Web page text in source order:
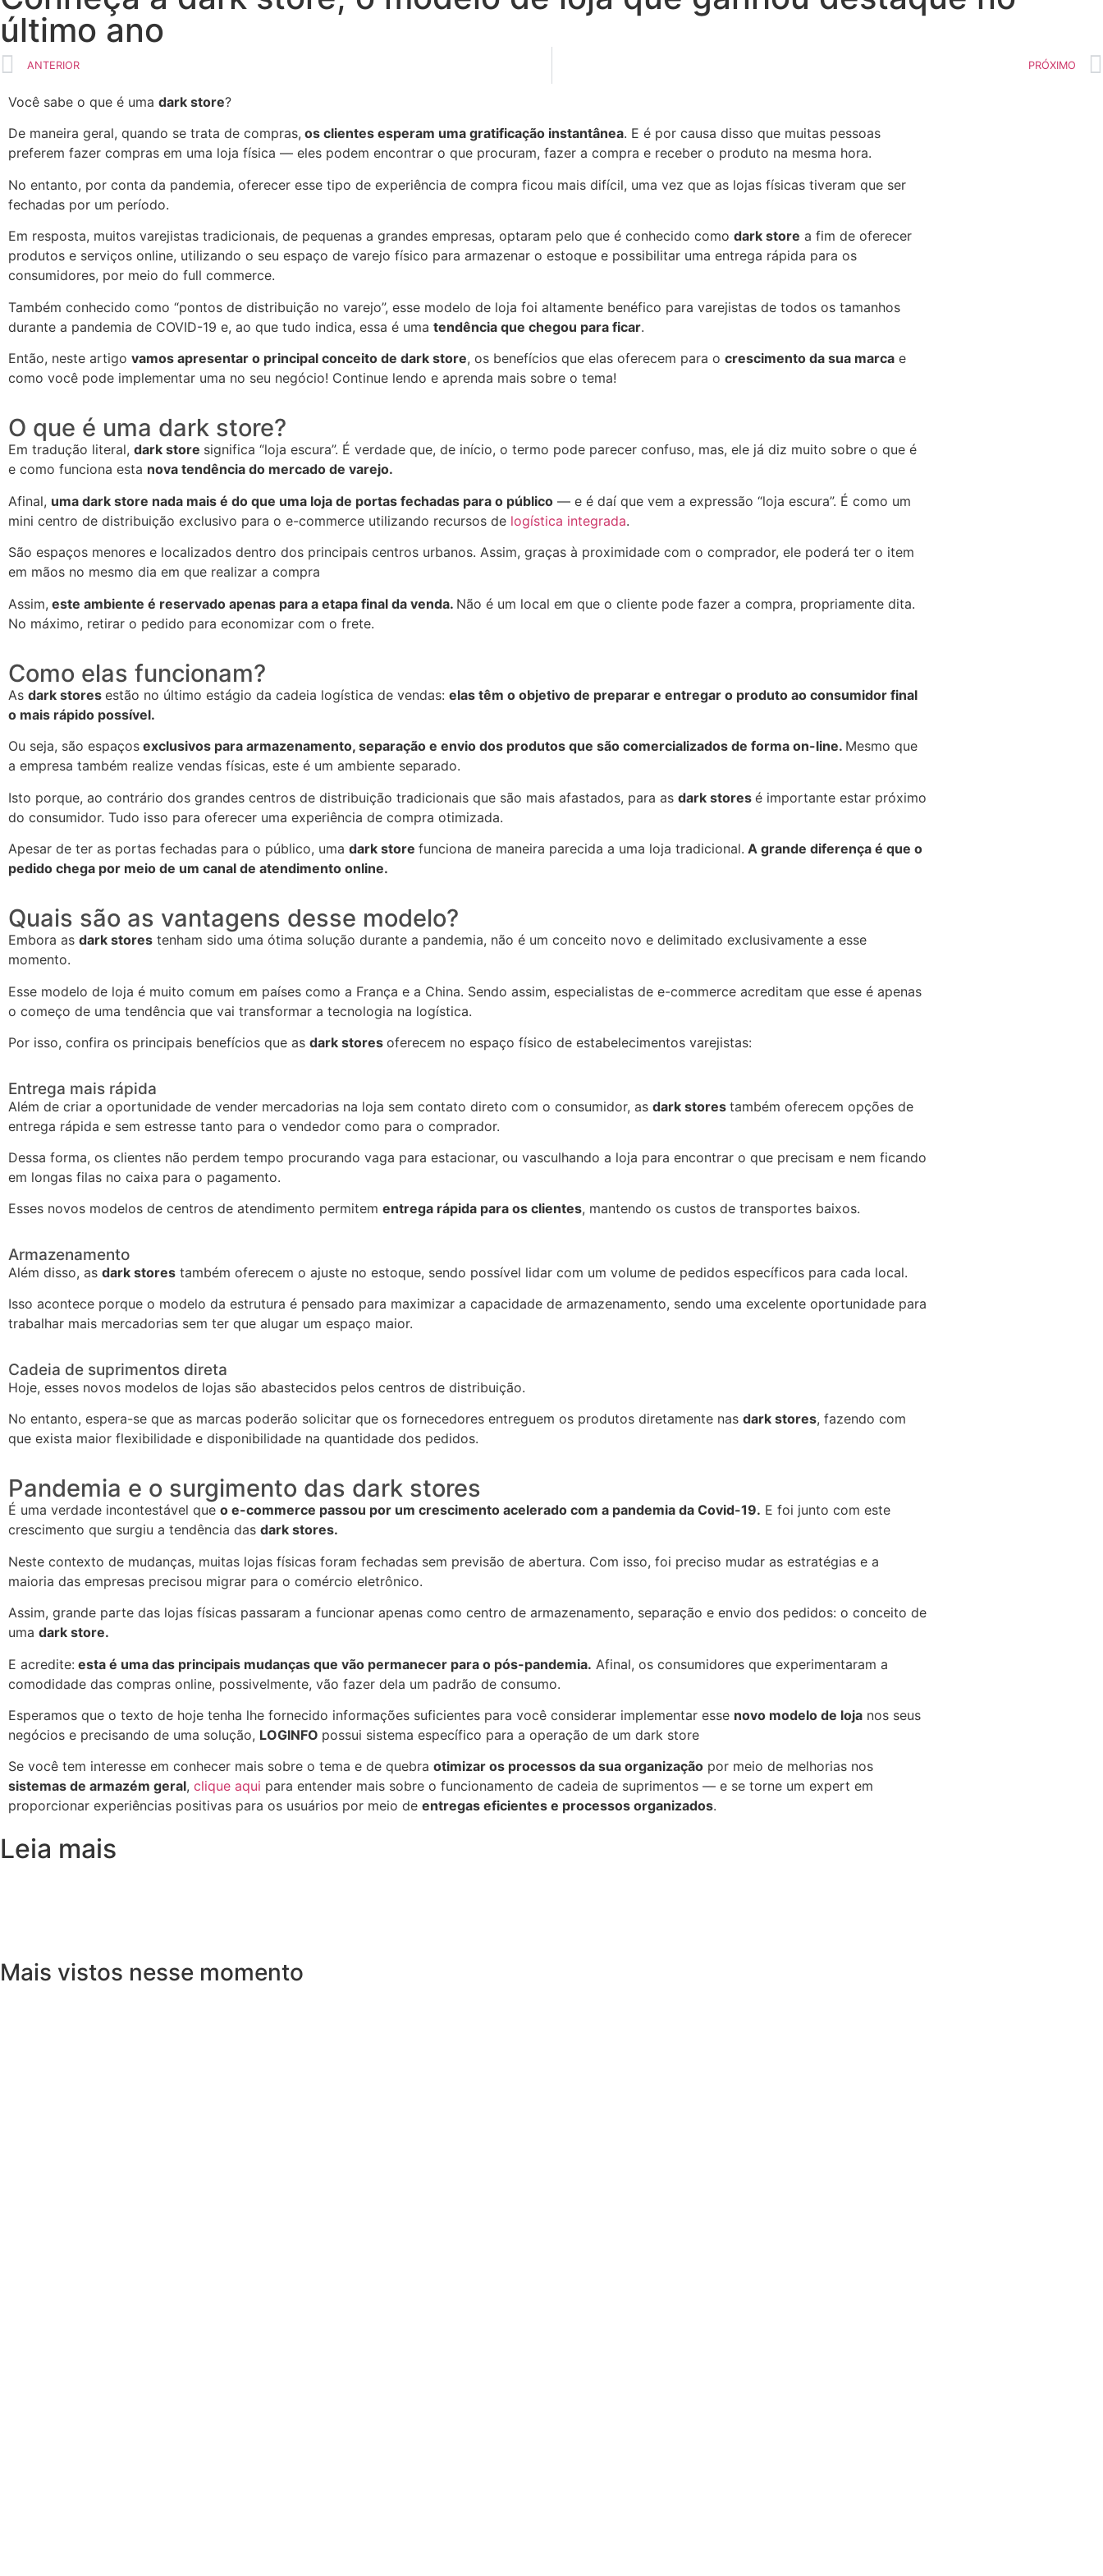
último ano
ANTERIOR PRÓXIMO
Você sabe o que é uma dark store?
De maneira geral, quando se trata de compras, os clientes esperam uma gratificação instantânea. E é por causa disso que muitas pessoas
preferem fazer compras em uma loja física — eles podem encontrar o que procuram, fazer a compra e receber o produto na mesma hora.
No entanto, por conta da pandemia, oferecer esse tipo de experiência de compra ficou mais difícil, uma vez que as lojas físicas tiveram que ser
fechadas por um período.
Em resposta, muitos varejistas tradicionais, de pequenas a grandes empresas, optaram pelo que é conhecido como dark store a fim de oferecer
produtos e serviços online, utilizando o seu espaço de varejo físico para armazenar o estoque e possibilitar uma entrega rápida para os
consumidores, por meio do full commerce.
Também conhecido como “pontos de distribuição no varejo”, esse modelo de loja foi altamente benéfico para varejistas de todos os tamanhos
durante a pandemia de COVID-19 e, ao que tudo indica, essa é uma tendência que chegou para ficar.
Então, neste artigo vamos apresentar o principal conceito de dark store, os benefícios que elas oferecem para o crescimento da sua marca e
como você pode implementar uma no seu negócio! Continue lendo e aprenda mais sobre o tema!
O que é uma dark store?
Em tradução literal, dark store significa “loja escura”. É verdade que, de início, o termo pode parecer confuso, mas, ele já diz muito sobre o que é
e como funciona esta nova tendência do mercado de varejo.
Afinal, uma dark store nada mais é do que uma loja de portas fechadas para o público — e é daí que vem a expressão “loja escura”. É como um
mini centro de distribuição exclusivo para o e-commerce utilizando recursos de logística integrada.
São espaços menores e localizados dentro dos principais centros urbanos. Assim, graças à proximidade com o comprador, ele poderá ter o item
em mãos no mesmo dia em que realizar a compra
Assim, este ambiente é reservado apenas para a etapa final da venda. Não é um local em que o cliente pode fazer a compra, propriamente dita.
No máximo, retirar o pedido para economizar com o frete.
Como elas funcionam?
As dark stores estão no último estágio da cadeia logística de vendas: elas têm o objetivo de preparar e entregar o produto ao consumidor final
o mais rápido possível.
Ou seja, são espaços exclusivos para armazenamento, separação e envio dos produtos que são comercializados de forma on-line. Mesmo que
a empresa também realize vendas físicas, este é um ambiente separado.
Isto porque, ao contrário dos grandes centros de distribuição tradicionais que são mais afastados, para as dark stores é importante estar próximo
do consumidor. Tudo isso para oferecer uma experiência de compra otimizada.
Apesar de ter as portas fechadas para o público, uma dark store funciona de maneira parecida a uma loja tradicional. A grande diferença é que o
pedido chega por meio de um canal de atendimento online.
Quais são as vantagens desse modelo?
Embora as dark stores tenham sido uma ótima solução durante a pandemia, não é um conceito novo e delimitado exclusivamente a esse
momento.
Esse modelo de loja é muito comum em países como a França e a China. Sendo assim, especialistas de e-commerce acreditam que esse é apenas
o começo de uma tendência que vai transformar a tecnologia na logística.
Por isso, confira os principais benefícios que as dark stores oferecem no espaço físico de estabelecimentos varejistas:
Entrega mais rápida
Além de criar a oportunidade de vender mercadorias na loja sem contato direto com o consumidor, as dark stores também oferecem opções de
entrega rápida e sem estresse tanto para o vendedor como para o comprador.
Dessa forma, os clientes não perdem tempo procurando vaga para estacionar, ou vasculhando a loja para encontrar o que precisam e nem ficando
em longas filas no caixa para o pagamento.
Esses novos modelos de centros de atendimento permitem entrega rápida para os clientes, mantendo os custos de transportes baixos.
Armazenamento
Além disso, as dark stores também oferecem o ajuste no estoque, sendo possível lidar com um volume de pedidos específicos para cada local.
Isso acontece porque o modelo da estrutura é pensado para maximizar a capacidade de armazenamento, sendo uma excelente oportunidade para
trabalhar mais mercadorias sem ter que alugar um espaço maior.
Cadeia de suprimentos direta
Hoje, esses novos modelos de lojas são abastecidos pelos centros de distribuição.
No entanto, espera-se que as marcas poderão solicitar que os fornecedores entreguem os produtos diretamente nas dark stores, fazendo com
que exista maior flexibilidade e disponibilidade na quantidade dos pedidos.
Pandemia e o surgimento das dark stores
É uma verdade incontestável que o e-commerce passou por um crescimento acelerado com a pandemia da Covid-19. E foi junto com este
crescimento que surgiu a tendência das dark stores.
Neste contexto de mudanças, muitas lojas físicas foram fechadas sem previsão de abertura. Com isso, foi preciso mudar as estratégias e a
maioria das empresas precisou migrar para o comércio eletrônico.
Assim, grande parte das lojas físicas passaram a funcionar apenas como centro de armazenamento, separação e envio dos pedidos: o conceito de
uma dark store.
E acredite: esta é uma das principais mudanças que vão permanecer para o pós-pandemia. Afinal, os consumidores que experimentaram a
comodidade das compras online, possivelmente, vão fazer dela um padrão de consumo.
Esperamos que o texto de hoje tenha lhe fornecido informações suficientes para você considerar implementar esse novo modelo de loja nos seus
negócios e precisando de uma solução, LOGINFO possui sistema específico para a operação de um dark store
Se você tem interesse em conhecer mais sobre o tema e de quebra otimizar os processos da sua organização por meio de melhorias nos
sistemas de armazém geral, clique aqui para entender mais sobre o funcionamento de cadeia de suprimentos — e se torne um expert em
proporcionar experiências positivas para os usuários por meio de entregas eficientes e processos organizados.
Leia mais
Mais vistos nesse momento